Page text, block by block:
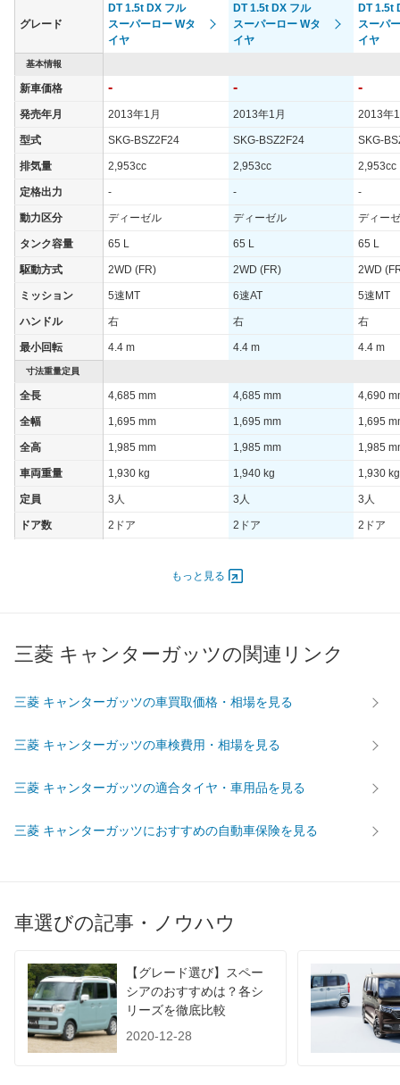
グレード
DT 1.5t DX フル
スーパーロー Wタ
イヤ
DT 1.5t DX フル
スーパーロー Wタ
イヤ
DT 1.5t
スーパ
イヤ
基本情報
新車価格 - - -
発売年月 2013年1月 2013年1月 2013年
型式 SKG-BSZ2F24 SKG-BSZ2F24 SKG-
排気量 2,953cc 2,953cc 2,953cc
定格出力 - - -
動力区分 ディーゼル ディーゼル ディー
タンク容量 65 L 65 L 65 L
駆動方式 2WD (FR) 2WD (FR) 2WD
ミッション 5速MT 6速AT 5速MT
ハンドル 右 右 右
最小回転 4.4 m 4.4 m 4.4 m
寸法重量定員
全長 4,685 mm 4,685 mm 4,690
全幅 1,695 mm 1,695 mm 1,695
全高 1,985 mm 1,985 mm 1,985
車両重量 1,930 kg 1,940 kg 1,930 kg
定員 3人 3人 3人
ドア数 2ドア 2ドア 2ドア
過給機 TB
燃費
JC08 -
60km定地 - -
装備オプション 装備詳細を見る 装備詳細を見る 装備
もっと見る
三菱 キャンターガッツの関連リンク
三菱 キャンターガッツの車買取価格・相場を見る
三菱 キャンターガッツの車検費用・相場を見る
三菱 キャンターガッツの適合タイヤ・車用品を見る
三菱 キャンターガッツにおすすめの自動車保険を見る
車選びの記事・ノウハウ
【グレード選び】スペー
シアのおすすめは？各シ
リーズを徹底比較
2020-12-28